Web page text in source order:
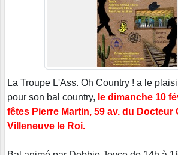
La Troupe L'Ass. Oh Country ! a le
pour son bal country, le dimanche 10
fêtes Pierre Martin, 59 av. du Docteur
Villeneuve le Roi.